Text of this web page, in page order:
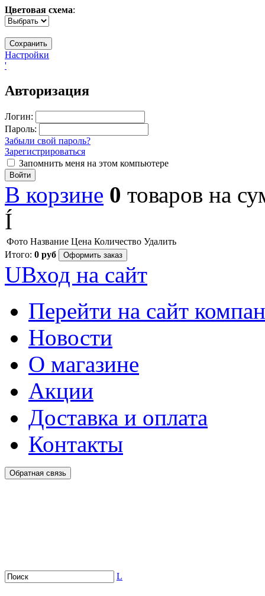
Цветовая схема:
Настройки
'
Авторизация
Логин:
Пароль:
Забыли свой пароль?
Зарегистрироваться
Запомнить меня на этом компьютере
Войти
В корзине 0 товаров на
Í
Фото Название Цена Количество Удалить
Итого: 0 руб Оформить заказ
UВход на сайт
Перейти на сайт
Новости
О магазине
Акции
Доставка и оплата
Контакты
Обратная связь
L